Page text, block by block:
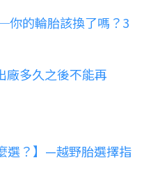
你的輪胎該換了嗎？3
廠多久之後不能再
選？】—越野胎選擇指